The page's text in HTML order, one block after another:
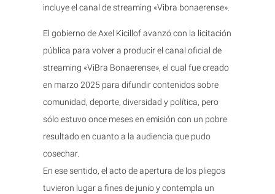
incluye el canal de streaming «Vibra bonaerense».
El gobierno de Axel Kicillof avanzó con la licitación
pública para volver a producir el canal oficial de
streaming «ViBra Bonaerense», el cual fue creado
en marzo 2025 para difundir contenidos sobre
comunidad, deporte, diversidad y política, pero
sólo estuvo once meses en emisión con un pobre
resultado en cuanto a la audiencia que pudo
cosechar.
En ese sentido, el acto de apertura de los pliegos
tuvieron lugar a fines de junio y contempla un